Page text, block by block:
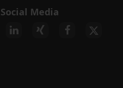
Social Media